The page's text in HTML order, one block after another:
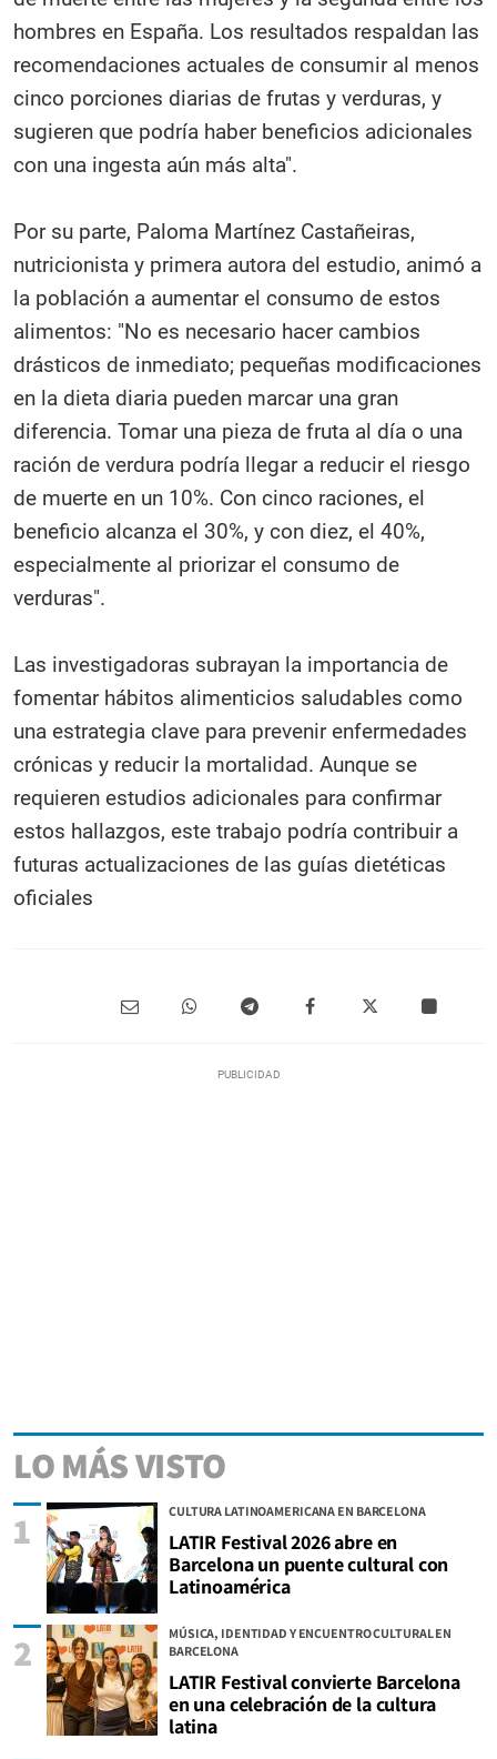
hombres en España. Los resultados respaldan las
recomendaciones actuales de consumir al menos
cinco porciones diarias de frutas y verduras, y
sugieren que podría haber beneficios adicionales
con una ingesta aún más alta".
Por su parte, Paloma Martínez Castañeiras,
nutricionista y primera autora del estudio, animó a
la población a aumentar el consumo de estos
alimentos: "No es necesario hacer cambios
drásticos de inmediato; pequeñas modificaciones
en la dieta diaria pueden marcar una gran
diferencia. Tomar una pieza de fruta al día o una
ración de verdura podría llegar a reducir el riesgo
de muerte en un 10%. Con cinco raciones, el
beneficio alcanza el 30%, y con diez, el 40%,
especialmente al priorizar el consumo de
verduras".
Las investigadoras subrayan la importancia de
fomentar hábitos alimenticios saludables como
una estrategia clave para prevenir enfermedades
crónicas y reducir la mortalidad. Aunque se
requieren estudios adicionales para confirmar
estos hallazgos, este trabajo podría contribuir a
futuras actualizaciones de las guías dietéticas
oficiales
LO MÁS VISTO
CULTURA LATINOAMERICANA EN BARCELONA
LATIR Festival 2026 abre en
Barcelona un puente cultural con
Latinoamérica
1
MÚSICA, IDENTIDAD Y ENCUENTRO CULTURAL EN
BARCELONA
LATIR Festival convierte Barcelona
en una celebración de la cultura
latina
2